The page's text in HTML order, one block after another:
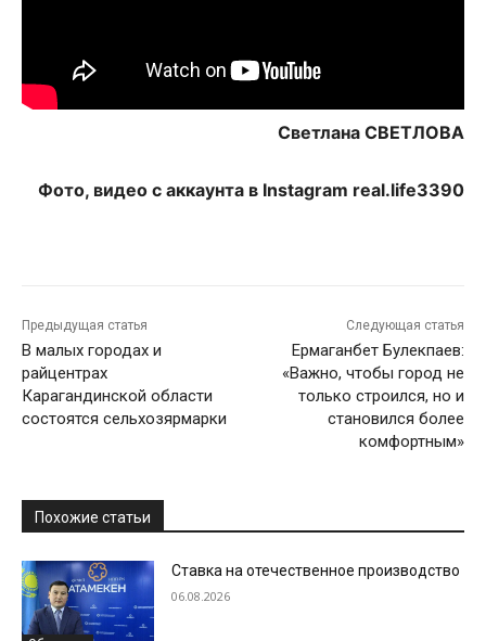
Светлана СВЕТЛОВА
Фото, видео с аккаунта в Instagram real.life3390
Предыдущая статья
В малых городах и
райцентрах
Карагандинской области
состоятся сельхозярмарки
Следующая статья
Ермаганбет Булекпаев:
«Важно, чтобы город не
только строился, но и
становился более
комфортным»
Похожие статьи
Ставка на отечественное производство
06.08.2026